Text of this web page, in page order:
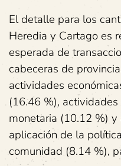
El detalle para los
Heredia y Cartago es
esperada de
cabeceras de
actividades
(16.46 %),
monetaria (10.12 %)
aplicación de la
comunidad (8.14 %),